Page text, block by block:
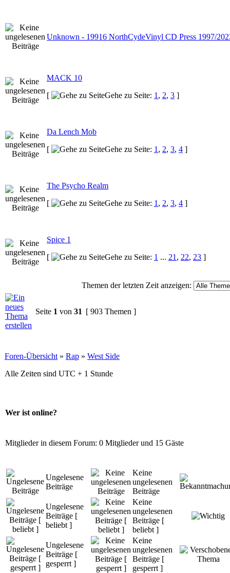
Unknown - 19916 NorthCydeVinyl CD Press 1997/
MACK 10
[
Gehe zu Seite: 1 , 2, 3 ]
Da Lench Mob
[
Gehe zu Seite: 1 , 2, 3, 4 ]
The Psycho Realm
[
Gehe zu Seite: 1 , 2, 3, 4 ]
Spice 1
[
Gehe zu Seite: 1 ... 21 , 22, 23 ]
Themen der letzten Zeit anzeigen:
Seite 1 von 31 [ 903 Themen ]
Foren-Übersicht » Rap » West Side
Alle Zeiten sind UTC + 1 Stunde
Wer ist online?
Mitglieder in diesem Forum: 0 Mitglieder und 15 Gäste
Ungelesene
Beiträge
Keine
ungelesenen
Beiträge
Ungelesene
Beiträge [
beliebt ]
Keine
ungelesenen
Beiträge [
beliebt ]
Ungelesene
Beiträge [
gesperrt ]
Keine
ungelesenen
Beiträge [
gesperrt ]